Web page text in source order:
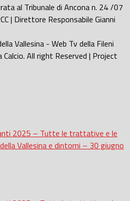
al Tribunale di Ancona n. 24 /07
| Direttore Responsabile Gianni
Vallesina - Web Tv della Fileni
All right Reserved | Project
2025 – Tutte le trattative e le
Vallesina e dintorni – 30 giugno